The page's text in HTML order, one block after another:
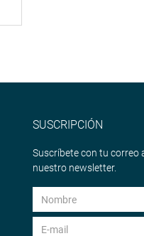
SUSCRIPCIÓN
Suscríbete con tu correo
nuestro newsletter.